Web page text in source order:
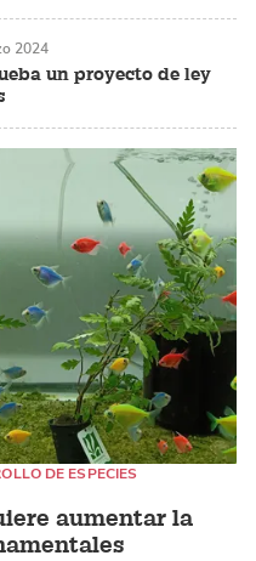
un proyecto de ley
2024
aumentar la
DE ESPECIES